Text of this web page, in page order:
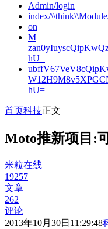
Admin/login
index/
on
M
hU=
hU=
首页科技正文
Moto推新项目:
米粒在线
19257
文章
262
评论
2013年10月30日11:29:48